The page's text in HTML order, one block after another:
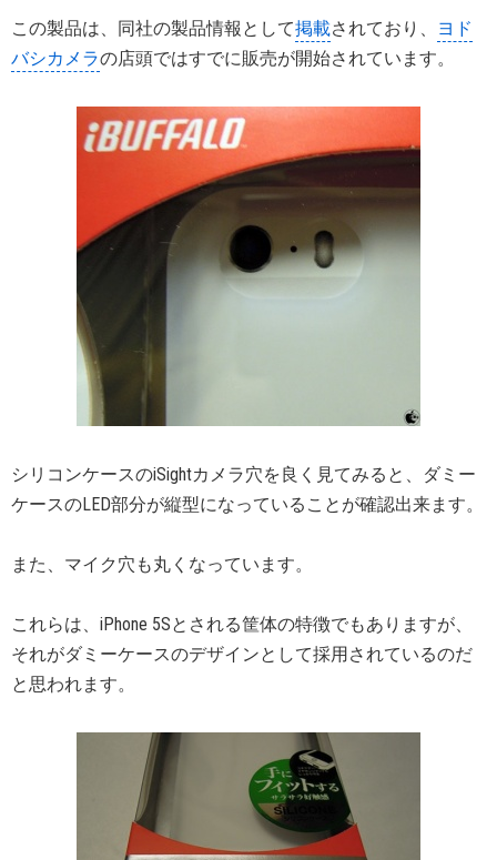
この製品は、同社の製品情報として掲載されており、
ヨド
バシカメラの店頭ではすでに販売が開始されています。
シリコンケースのiSightカメラ穴を良く見てみると、ダミー
ケースのLED部分が縦型になっていることが確認出来ます。
また、マイク穴も丸くなっています。
これらは、iPhone 5Sとされる筐体の特徴でもありますが、
それがダミーケースのデザインとして採用されているのだ
と思われます。